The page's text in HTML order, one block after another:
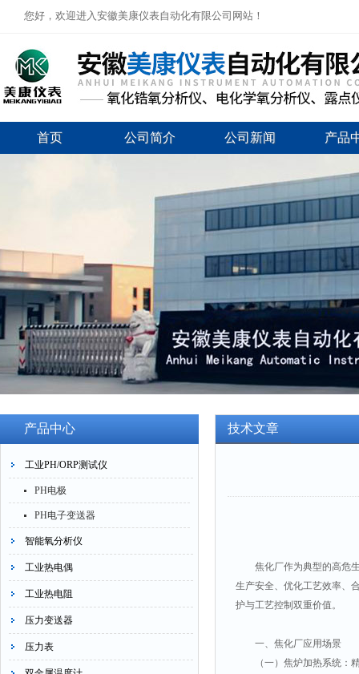
您好，欢迎进入安徽美康仪表自动化有限公司网站！
首页 公司简介 公司新闻 产品
产品中心
工业PH/ORP测试仪
PH电极
PH电子变送器
智能氧分析仪
工业热电偶
工业热电阻
压力变送器
压力表
技术文章
焦化厂作为典型的高危
生产安全、优化工艺效率、
护与工艺控制双重价值。
一、焦化厂应用场景
（一）焦炉加热系统：